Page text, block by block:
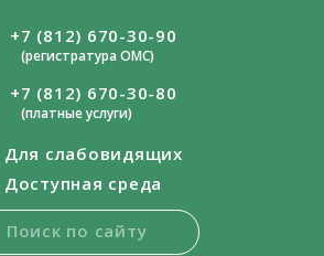
+7 (812) 670-30-90
(регистратура ОМС)
+7 (812) 670-30-80
(платные услуги)
Для слабовидящих
Доступная среда